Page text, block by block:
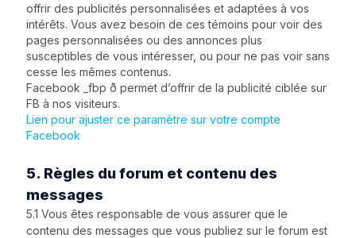
offrir des publicités personnalisées et adaptées à vos
intérêts. Vous avez besoin de ces témoins pour voir des
pages personnalisées ou des annonces plus
susceptibles de vous intéresser, ou pour ne pas voir sans
cesse les mêmes contenus.
Facebook _fbp ð permet d’offrir de la publicité ciblée sur
FB à nos visiteurs.
Lien pour ajuster ce paramètre sur votre compte
Facebook
5. Règles du forum et contenu des
messages
5.1 Vous êtes responsable de vous assurer que le
contenu des messages que vous publiez sur le forum est